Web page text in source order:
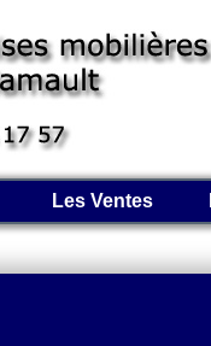
Les Ventes